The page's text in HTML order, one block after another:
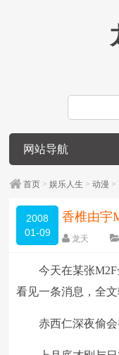
网站导航
首页 >娱乐人生 >动漫 >
2008
01-09
香椎由宇
龙天
字体：大 中
今天在某张
看见一条消息，全文
赤西仁深夜偷